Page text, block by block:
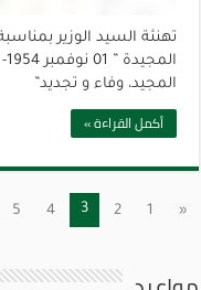
تهنئة السيد الوزير
المجيد، وفاء و تجديد”
أكمل القراءة »
«
1
2
3
4
5